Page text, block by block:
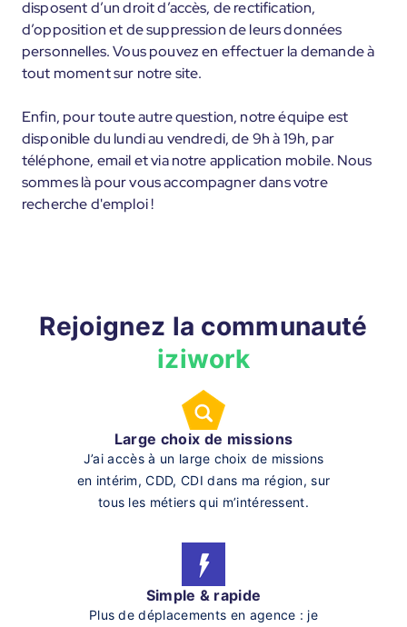
disposent d’un droit d’accès, de rectification,
d’opposition et de suppression de leurs données
personnelles. Vous pouvez en effectuer la demande à
tout moment sur notre site.
Enfin, pour toute autre question, notre équipe est
disponible du lundi au vendredi, de 9h à 19h, par
téléphone, email et via notre application mobile. Nous
sommes là pour vous accompagner dans votre
recherche d'emploi !
Rejoignez la communauté
iziwork
Large choix de missions
J’ai accès à un large choix de missions
en intérim, CDD, CDI dans ma région, sur
tous les métiers qui m’intéressent.
Simple & rapide
Plus de déplacements en agence : je